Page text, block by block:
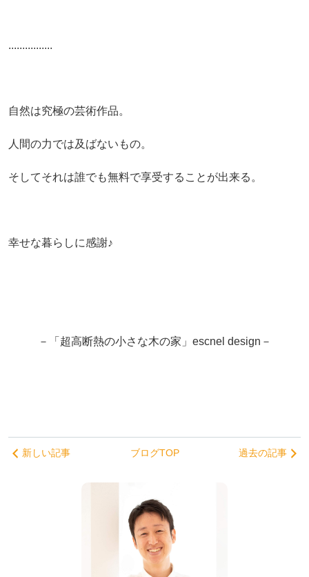
................
自然は究極の芸術作品。
人間の力では及ばないもの。
そしてそれは誰でも無料で享受することが出来る。
幸せな暮らしに感謝♪
－「超高断熱の小さな木の家」escnel design－
新しい記事 ブログTOP 過去の記事